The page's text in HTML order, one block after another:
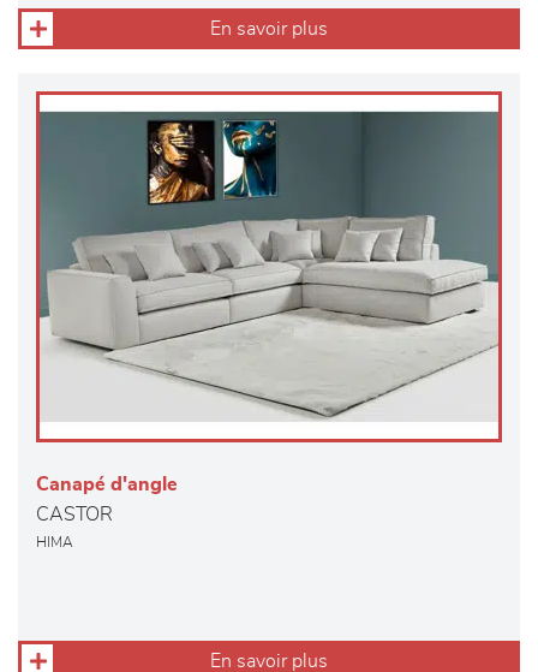
En savoir plus
Canapé d'angle
CASTOR
HIMA
En savoir plus